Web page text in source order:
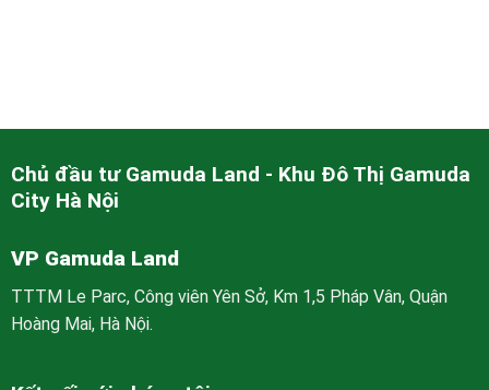
Chủ đầu tư Gamuda Land - Khu Đô Thị Gamuda
City Hà Nội
VP Gamuda Land
TTTM Le Parc, Công viên Yên Sở, Km 1,5 Pháp Vân, Quận
Hoàng Mai, Hà Nội.